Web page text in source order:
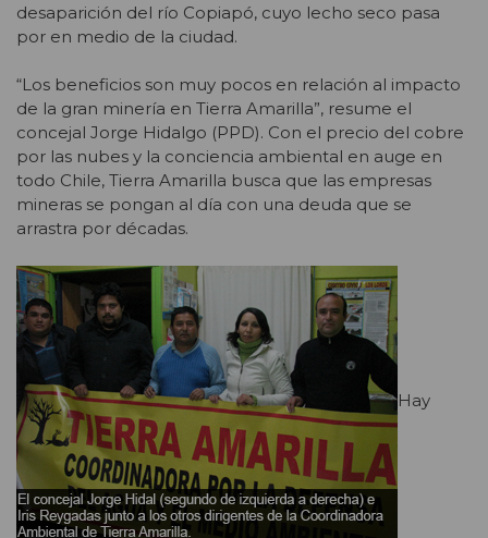
desaparición del río Copiapó, cuyo lecho seco pasa
por en medio de la ciudad.
“Los beneficios son muy pocos en relación al impacto
de la gran minería en Tierra Amarilla”, resume el
concejal Jorge Hidalgo (PPD). Con el precio del cobre
por las nubes y la conciencia ambiental en auge en
todo Chile, Tierra Amarilla busca que las empresas
mineras se pongan al día con una deuda que se
arrastra por décadas.
Hay